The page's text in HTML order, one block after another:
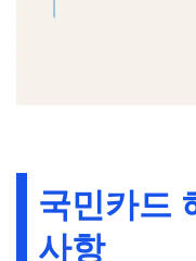
국민카드
사항